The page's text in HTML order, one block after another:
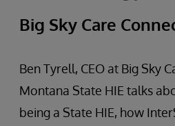
Big Sky Care
Ben Tyrell, CEO at Big Sky
Montana State HIE talks
being a State HIE, how